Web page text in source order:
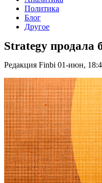
Политика
Блог
Другое
Strategy продала
Редакция Finbi 01-июн,